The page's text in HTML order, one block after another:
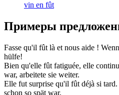
vin en fût
Примеры
Fasse qu'il fût là et nous aide !
hülfe!
Bien qu'elle fût fatiguée, elle
war, arbeitete sie weiter.
Elle fut surprise qu'il fût déjà si tard.
schon so spät war.